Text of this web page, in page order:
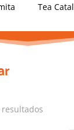
Tea Catal